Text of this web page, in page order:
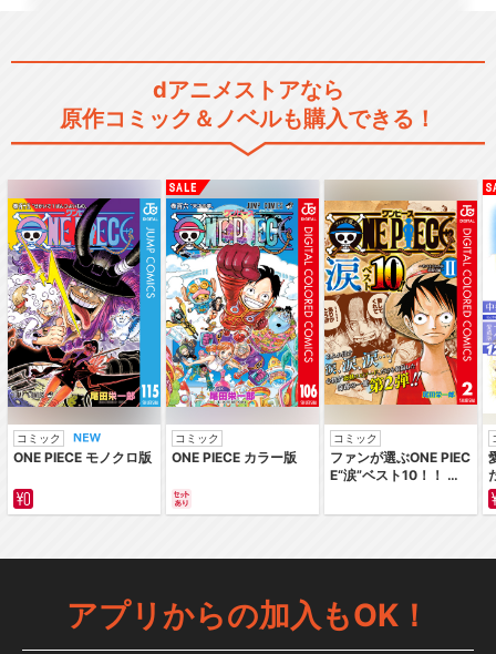
dアニメストアなら
原作コミック＆ノベルも購入できる！
コミック
ONE PIECE モノクロ版
コミック
ONE PIECE カラー版
コミック
ファンが選ぶONE PIEC
E“涙”ベスト10！！ ～
編～ カラー版
アプリからの加入もOK！